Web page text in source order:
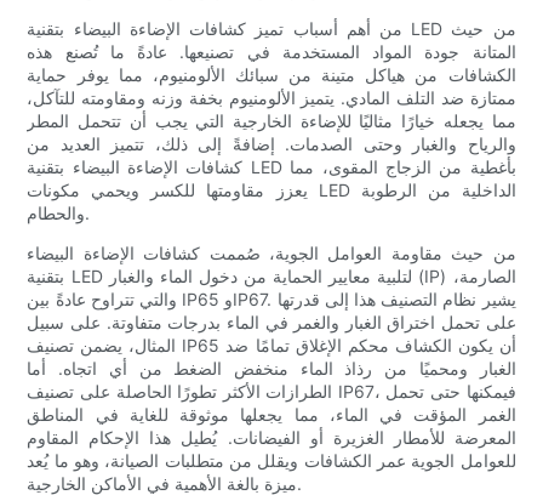
من أهم أسباب تميز كشافات الإضاءة البيضاء بتقنية LED من حيث
المتانة جودة المواد المستخدمة في تصنيعها. عادةً ما تُصنع هذه
الكشافات من هياكل متينة من سبائك الألومنيوم، مما يوفر حماية
ممتازة ضد التلف المادي. يتميز الألومنيوم بخفة وزنه ومقاومته للتآكل،
مما يجعله خيارًا مثاليًا للإضاءة الخارجية التي يجب أن تتحمل المطر
والرياح والغبار وحتى الصدمات. إضافةً إلى ذلك، تتميز العديد من
كشافات الإضاءة البيضاء بتقنية LED بأغطية من الزجاج المقوى، مما
يعزز مقاومتها للكسر ويحمي مكونات LED الداخلية من الرطوبة
والحطام.
من حيث مقاومة العوامل الجوية، صُممت كشافات الإضاءة البيضاء
بتقنية LED لتلبية معايير الحماية من دخول الماء والغبار (IP) الصارمة،
والتي تتراوح عادةً بين IP65 وIP67. يشير نظام التصنيف هذا إلى قدرتها
على تحمل اختراق الغبار والغمر في الماء بدرجات متفاوتة. على سبيل
المثال، يضمن تصنيف IP65 أن يكون الكشاف محكم الإغلاق تمامًا ضد
الغبار ومحميًا من رذاذ الماء منخفض الضغط من أي اتجاه. أما
الطرازات الأكثر تطورًا الحاصلة على تصنيف IP67، فيمكنها حتى تحمل
الغمر المؤقت في الماء، مما يجعلها موثوقة للغاية في المناطق
المعرضة للأمطار الغزيرة أو الفيضانات. يُطيل هذا الإحكام المقاوم
للعوامل الجوية عمر الكشافات ويقلل من متطلبات الصيانة، وهو ما يُعد
ميزة بالغة الأهمية في الأماكن الخارجية.